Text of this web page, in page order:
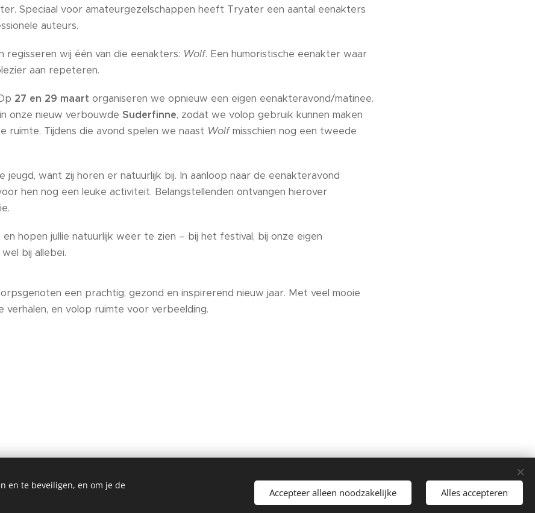
Speciaal voor amateurgezelschappen heeft Tryater een aantal eenakters
auteurs.
regisseren wij één van die eenakters: Wolf. Een humoristische eenakter waar
aan repeteren.
27 en 29 maart organiseren we opnieuw een eigen eenakteravond/matinee.
onze nieuw verbouwde Suderfinne, zodat we volop gebruik kunnen maken
ruimte. Tijdens die avond spelen we naast Wolfmisschien nog een tweede
jeugd, want zij horen er natuurlijk bij. In aanloop naar de eenakteravond
hen nog een leuke activiteit. Belangstellenden ontvangen hierover
hopen jullie natuurlijk weer te zien – bij het festival, bij onze eigen
bij allebei.
een prachtig, gezond en inspirerend nieuw jaar. Met veel mooie
verhalen, en volop ruimte voor verbeelding.
Mogelijk gemaakt door Mirjam Ros Cookies
en te beveiligen, en om je de
Accepteer alleen noodzakelijke Alles accepteren